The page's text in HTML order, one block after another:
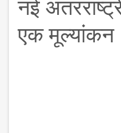
एक मूल्यांकन